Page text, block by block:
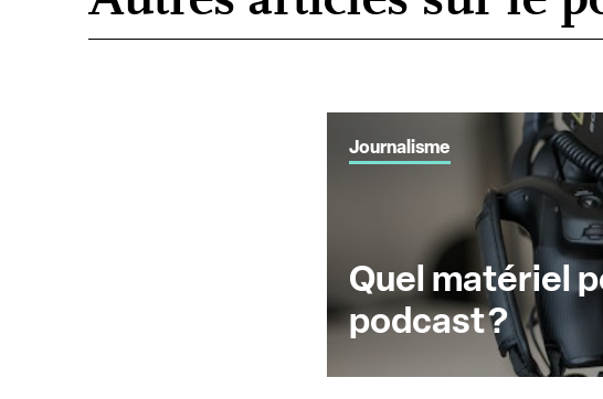
Journalisme
Quel matériel
podcast ?